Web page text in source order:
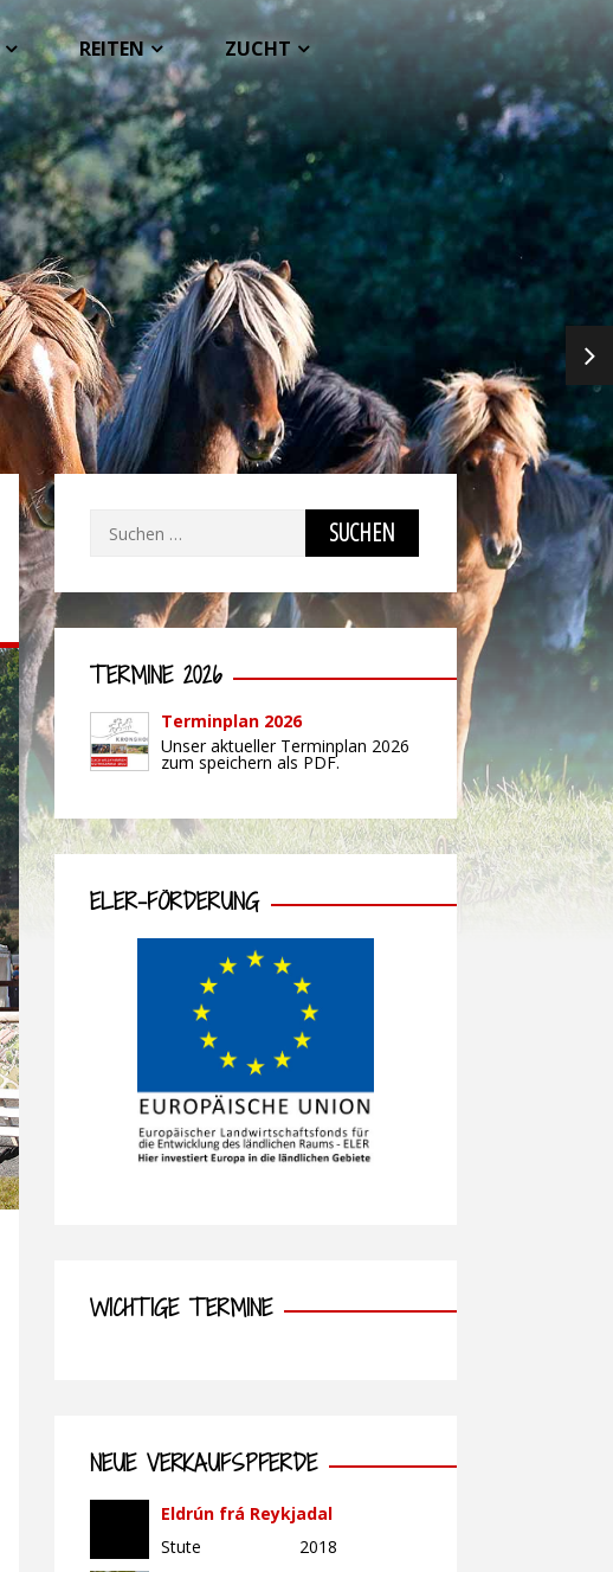
REITEN ZUCHT
Suchen
TERMINE 2026
Terminplan 2026
Unser aktueller Terminplan 2026
zum speichern als PDF.
ELER-FÖRDERUNG
WICHTIGE TERMINE
NEUE VERKAUFSPFERDE
Eldrún frá Reykjadal
Stute
2018